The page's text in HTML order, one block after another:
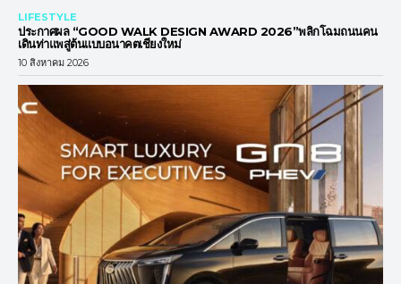
LIFESTYLE
ประกาศผล “GOOD WALK DESIGN AWARD 2026”พลิกโฉมถนนคน
เดินท่าแพสู่ต้นแบบอนาคตเชียงใหม่
10 สิงหาคม 2026